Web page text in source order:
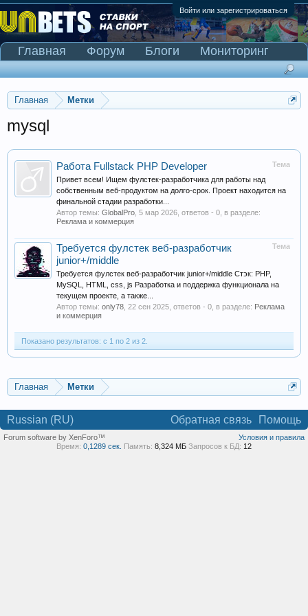
Войти или зарегистрироваться
Главная Метки
mysql
Тема
Работа Fullstack PHP Developer
Привет всем! Ищем фулстек-разработчика для работы над
собственным веб-продуктом на долго-срок. Проект находится на
финальной стадии разработки...
Автор темы: GlobalPro 5 мар 2026 , ответов - 0, в разделе:
Реклама и коммерция
Тема
Требуется фулстек веб-разработчик
junior+/middle
Требуется фулстек веб-разработчик junior+/middle Стэк: PHP,
MySQL, HTML, css, js Разработка и поддержка функционала на
текущем проекте, а также...
Автор темы: only78 22 сен 2025 , ответов - 0, в разделе: Реклама
и коммерция
Показано результатов: с 1 по 2 из 2.
Главная Метки
Главная Форум Блоги
Мониторинг
Сканер Pinnacle
Russian (RU) Обратная связь Помощь
Условия и правила
Forum software by XenForo™
Время: 0,1289 сек. Память: 8,324 МБ Запросов к БД: 12